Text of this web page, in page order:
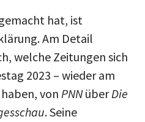
hat, ist
Am Detail
welche Zeitungen sich
2023 – wieder am
von PNNüberDie
. Seine